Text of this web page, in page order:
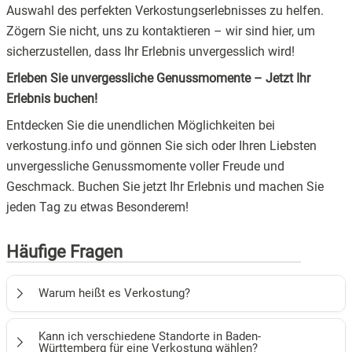
Auswahl des perfekten Verkostungserlebnisses zu helfen.
Zögern Sie nicht, uns zu kontaktieren – wir sind hier, um
sicherzustellen, dass Ihr Erlebnis unvergesslich wird!
Erleben Sie unvergessliche Genussmomente – Jetzt Ihr
Erlebnis buchen!
Entdecken Sie die unendlichen Möglichkeiten bei
verkostung.info und gönnen Sie sich oder Ihren Liebsten
unvergessliche Genussmomente voller Freude und
Geschmack. Buchen Sie jetzt Ihr Erlebnis und machen Sie
jeden Tag zu etwas Besonderem!
Häufige Fragen
Warum heißt es Verkostung?
des Probierens und Genießens verschiedener Speisen oder
Kann ich verschiedene Standorte in Baden-
Württemberg für eine Verkostung wählen?